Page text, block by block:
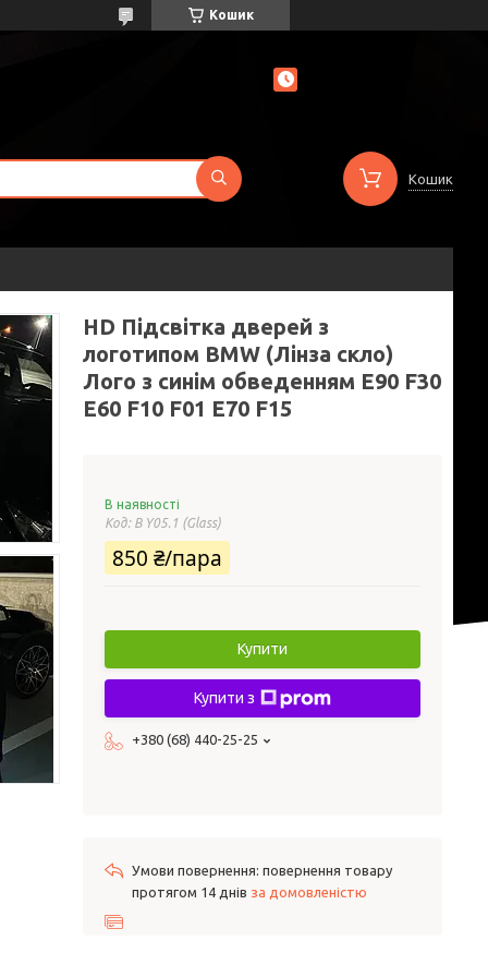
Кошик
Кошик
HD Підсвітка дверей з
логотипом BMW (Лінза скло)
Лого з синім обведенням E90 F30
E60 F10 F01 E70 F15
В наявності
Код: B Y05.1 (Glass)
850 ₴/пара
Купити
Купити з
+380 (68) 440-25-25
повернення товару
протягом 14 днів за домовленістю